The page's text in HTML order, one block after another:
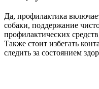
Да, профилактика
собаки, поддержание
профилактических
Также стоит избегать
следить за состоянием